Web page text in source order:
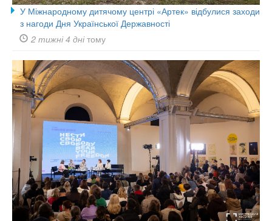
У Міжнародному дитячому центрі «Артек» відбулися заходи
з нагоди Дня Української Державності
2 тижні 4 днітому